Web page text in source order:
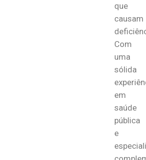
que
causam
Com
uma
sólida
em
saúde
pública
e